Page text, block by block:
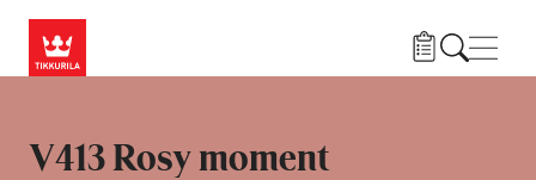
V413 Rosy moment